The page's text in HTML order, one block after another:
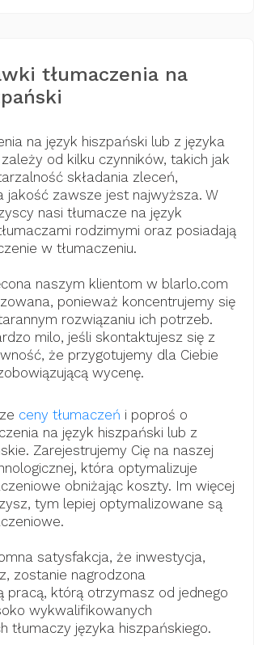
tłumaczenia na
na język hiszpański lub z języka
od kilku czynników, takich jak
składania zleceń,
jakość zawsze jest najwyższa. W
nasi tłumacze na język
rodzimymi oraz posiadają
w tłumaczeniu.
naszym klientom w blarlo.com
ponieważ koncentrujemy się
rozwiązaniu ich potrzeb.
milo, jeśli skontaktujesz się z
że przygotujemy dla Ciebie
wycenę.
ceny tłumaczeń i poproś o
na język hiszpański lub z
Zarejestrujemy Cię na naszej
która optymalizuje
obniżając koszty. Im więcej
tym lepiej optymalizowane są
satysfakcja, że ​​inwestycja,
zostanie nagrodzona
pracą, którą otrzymasz od jednego
wykwalifikowanych
tłumaczy języka hiszpańskiego.